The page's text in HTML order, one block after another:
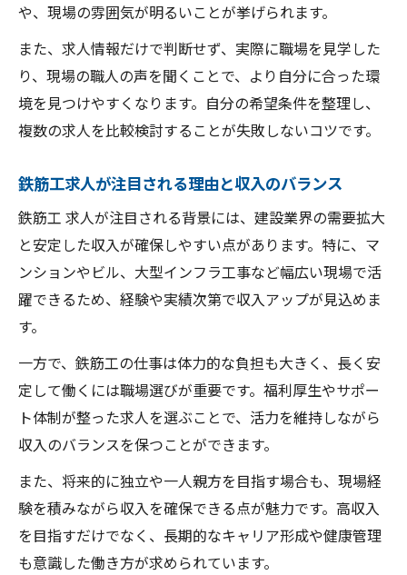
や、現場の雰囲気が明るいことが挙げられます。
また、求人情報だけで判断せず、実際に職場を見学した
り、現場の職人の声を聞くことで、より自分に合った環
境を見つけやすくなります。自分の希望条件を整理し、
複数の求人を比較検討することが失敗しないコツです。
鉄筋工求人が注目される理由と収入のバランス
鉄筋工 求人が注目される背景には、建設業界の需要拡大
と安定した収入が確保しやすい点があります。特に、マ
ンションやビル、大型インフラ工事など幅広い現場で活
躍できるため、経験や実績次第で収入アップが見込めま
す。
一方で、鉄筋工の仕事は体力的な負担も大きく、長く安
定して働くには職場選びが重要です。福利厚生やサポー
ト体制が整った求人を選ぶことで、活力を維持しながら
収入のバランスを保つことができます。
また、将来的に独立や一人親方を目指す場合も、現場経
験を積みながら収入を確保できる点が魅力です。高収入
を目指すだけでなく、長期的なキャリア形成や健康管理
も意識した働き方が求められています。